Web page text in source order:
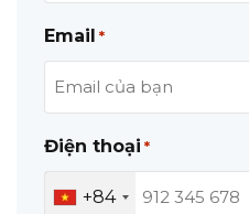
Email *
Điện thoại *
+84